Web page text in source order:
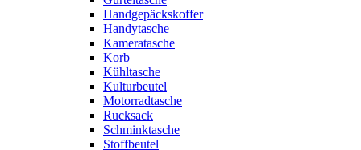
Handgepäckskoffer
Handytasche
Kameratasche
Korb
Kühltasche
Kulturbeutel
Motorradtasche
Rucksack
Schminktasche
Stoffbeutel